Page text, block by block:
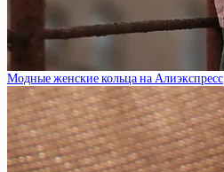
Модные женские кольца на Алиэкспресс